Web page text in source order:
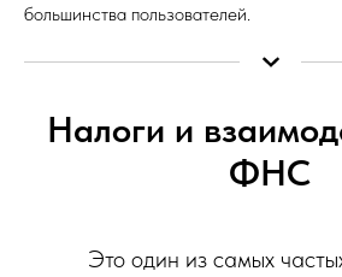
большинства пользователей.
Налоги и
ФНС
Это один из самых